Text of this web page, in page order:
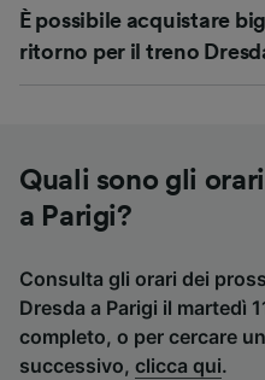
È possibile acquistare
ritorno per il treno
Quali sono gli
a Parigi?
Consulta gli orari dei
Dresda a Parigi il martedì
completo, o per cercare
successivo, clicca qui.